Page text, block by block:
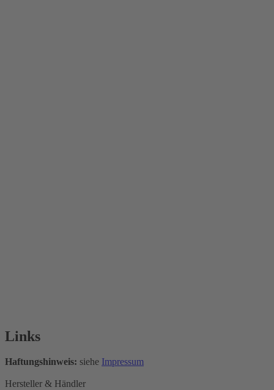
Links
Haftungshinweis: siehe Impressum
Hersteller & Händler